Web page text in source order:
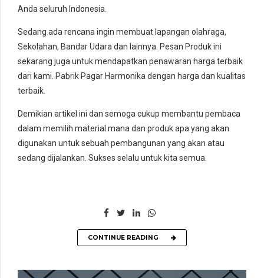
Anda seluruh Indonesia.
Sedang ada rencana ingin membuat lapangan olahraga,
Sekolahan, Bandar Udara dan lainnya. Pesan Produk ini
sekarang juga untuk mendapatkan penawaran harga terbaik
dari kami. Pabrik Pagar Harmonika dengan harga dan kualitas
terbaik.
Demikian artikel ini dan semoga cukup membantu pembaca
dalam memilih material mana dan produk apa yang akan
digunakan untuk sebuah pembangunan yang akan atau
sedang dijalankan. Sukses selalu untuk kita semua.
CONTINUE READING